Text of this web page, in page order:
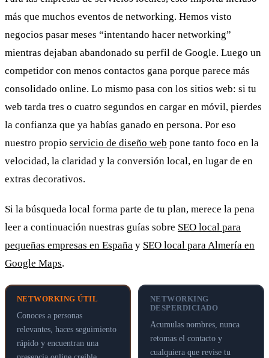
más que muchos eventos de networking. Hemos visto
negocios pasar meses “intentando hacer networking”
mientras dejaban abandonado su perfil de Google. Luego un
competidor con menos contactos gana porque parece más
consolidado online. Lo mismo pasa con los sitios web: si tu
web tarda tres o cuatro segundos en cargar en móvil, pierdes
la confianza que ya habías ganado en persona. Por eso
nuestro propio servicio de diseño web pone tanto foco en la
velocidad, la claridad y la conversión local, en lugar de en
extras decorativos.
Si la búsqueda local forma parte de tu plan, merece la pena
leer a continuación nuestras guías sobre SEO local para
pequeñas empresas en España y SEO local para Almería en
Google Maps.
NETWORKING ÚTIL
Conoces a personas
relevantes, haces seguimiento
rápido y encuentran una
NETWORKING
DESPERDICIADO
Acumulas nombres, nunca
retomas el contacto y
cualquiera que revise tu